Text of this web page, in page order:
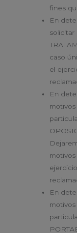
fines
En
solicitar
caso
el
En
En